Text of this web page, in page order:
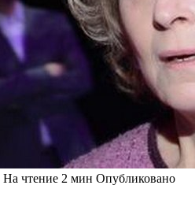
На чтение 2 мин Опубликовано